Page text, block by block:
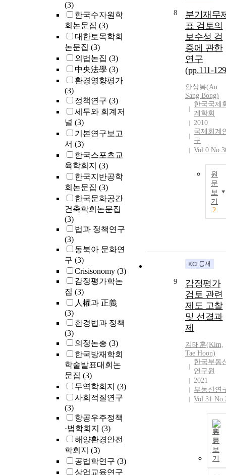
(3)
한국수자원학
회논문집 (3)
대한토목학회
논문집 (3)
외법논집 (3)
中央法學 (3)
환경영향평가
(3)
정책연구 (3)
세무와 회계저
널 (3)
기본연구보고
서 (3)
한국스포츠교
육학회지 (3)
한국지반공학
회논문집 (3)
한국문화공간
건축학회논문집
(3)
법과 정책연구
(3)
동북아 문화연
구 (3)
Crisisonomy (3)
감정평가학논
집 (3)
人權과 正義
(3)
환경법과 정책
(3)
의정논총 (3)
한국방재학회
학술발표대회논
문집 (3)
무역학회지 (3)
사회적질연구
(3)
항공우주정책
·법학회지 (3)
해양환경안전
학회지 (3)
공법학연구 (3)
상업교육연구
gives an
of improving
the reliability
the financial
statements. The
contribution of
this study are
follows. First,
by analyzing
the effect of
internal
review opinion
on the
management,
is proven that
the internal
control review
opinions can
information
statements
that most
companies
receive
unqualified
audit opinions.
comparing the
earnings
management
2006 when the
internal
was actively
transitional
showed that
introduction of
the internal
8
분기재무
표 검토의
보수성 검
증에 관한
연구
(pp.111-
안상봉(An
Sang Bong)
한국국제
계학회
2010
국제회계
구
Vol.0
원
문
보
기
2
9
감정평가
검토 관련
제도 고찰
및 선결과
제
김태훈(Kim,
Tae Hoon)
한국부동
연구원
2021
부동산연
Vol.31
원
문
보
기